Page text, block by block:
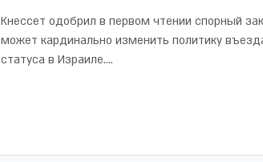
Кнессет одобрил в первом чтении спорный
может кардинально изменить политику
статуса в Израиле....